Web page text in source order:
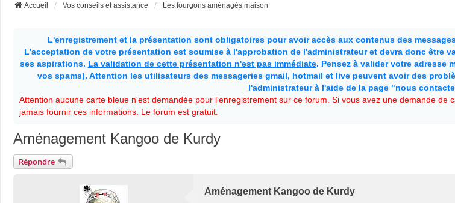
Accueil Vos conseils et assistance Les fourgons aménagés maison
L'enregistrement et la présentation sont obligatoires pour avoir accès aux contenus des
L'acceptation de votre présentation est soumise à l'approbation de l'administrateur et devra donc être
ses aspirations. La validation de cette présentation n'est pas immédiate. Pensez à valider votre adresse
vos spams). Attention les utilisateurs des messageries gmail, hotmail et live peuvent avoir des
l'administrateur à l'aide de la page "nous
Attention aucune carte bleue n'est demandée pour l'enregistrement sur ce forum. Si vous avez une demande
jamais fournir ces informations. Le forum est gratuit.
Aménagement Kangoo de Kurdy
Répondre
Aménagement Kangoo de Kurdy